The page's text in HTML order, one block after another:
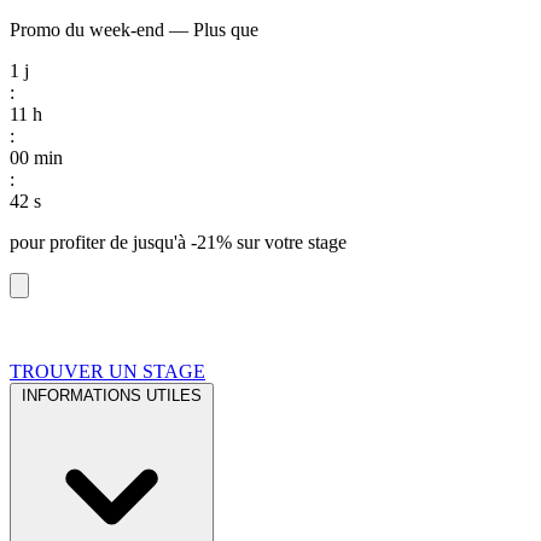
Promo du week-end — Plus que
1 j
:
11 h
:
00 min
:
41 s
pour profiter de jusqu'à -21% sur votre stage
TROUVER UN STAGE
INFORMATIONS UTILES